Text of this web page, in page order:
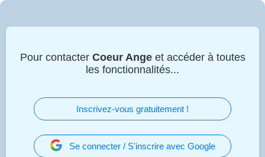
Pour contacter Coeur Angeet accéder à toutes
les fonctionnalités...
Inscrivez-vous gratuitement !
Se connecter / S'inscrire avec Google